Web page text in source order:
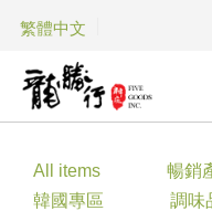
繁體中文
All items 暢銷
韓國專區
調味